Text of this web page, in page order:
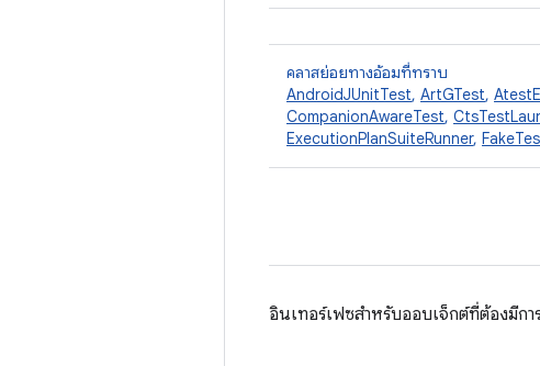
คลาสย่อยทางอ้อมที่ทราบ
AndroidJUnitTest, ArtGTest,
CompanionAwareTest,
ExecutionPlanSuiteRunner,
อินเทอร์เฟซสำหรับออบเจ็กต์ที่ต้องมีกา